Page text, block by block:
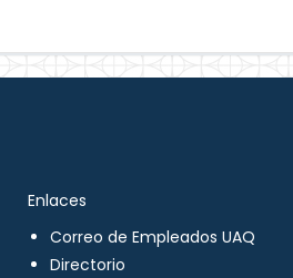
Enlaces
Correo de Empleados UAQ
Directorio